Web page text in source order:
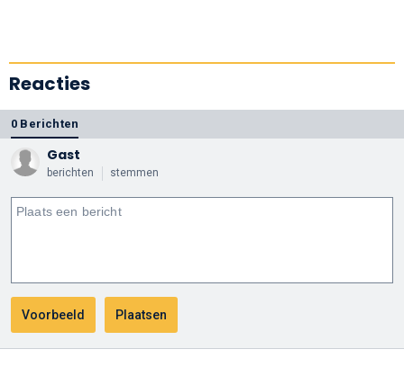
Reacties
0 Berichten
Gast
berichten stemmen